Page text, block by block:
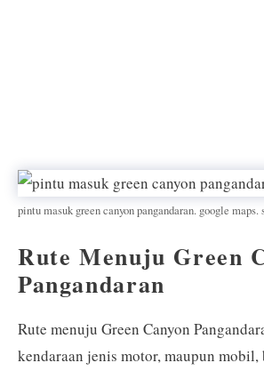
pintu masuk green canyon pangandaran. google maps.
Rute Menuju Green
Pangandaran
Rute menuju Green Canyon
kendaraan jenis motor, maupun mobil,